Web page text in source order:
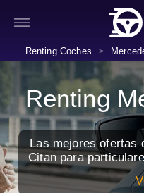
Renting Coches >
Renting
Las mejores ofertas
Citan para